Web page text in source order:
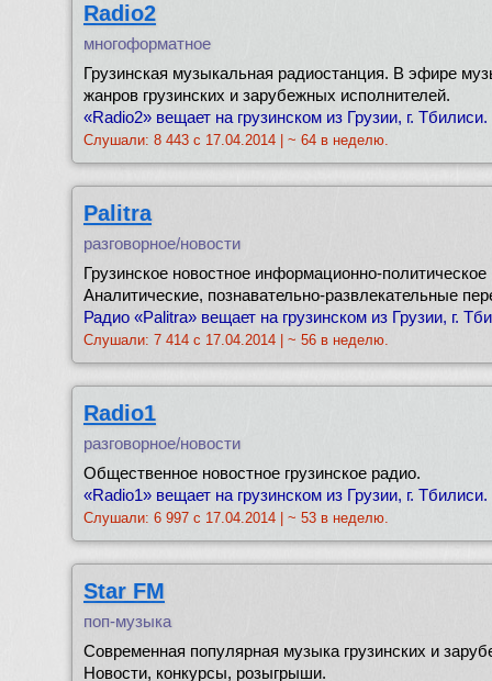
Radio2
многоформатное
Грузинская музыкальная радиостанция. В эфире
жанров грузинских и зарубежных исполнителей.
«Radio2» вещает на грузинском из Грузии, г. Тбилиси.
Слушали: 8 443 с 17.04.2014 | ~ 64 в неделю.
Palitra
разговорное/новости
Грузинское новостное информационно-политическое
Аналитические, познавательно-развлекательные
Радио «Palitra» вещает на грузинском из Грузии, г.
Слушали: 7 414 с 17.04.2014 | ~ 56 в неделю.
Radio1
разговорное/новости
Общественное новостное грузинское радио.
«Radio1» вещает на грузинском из Грузии, г. Тбилиси.
Слушали: 6 997 с 17.04.2014 | ~ 53 в неделю.
Star FM
поп-музыка
Современная популярная музыка грузинских и
Новости, конкурсы, розыгрыши.